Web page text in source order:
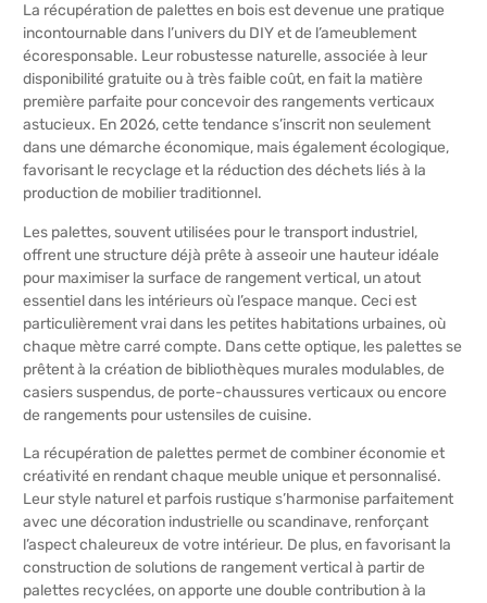
La récupération de palettes en bois est devenue une pratique
incontournable dans l’univers du DIY et de l’ameublement
écoresponsable. Leur robustesse naturelle, associée à leur
disponibilité gratuite ou à très faible coût, en fait la matière
première parfaite pour concevoir des rangements verticaux
astucieux. En 2026, cette tendance s’inscrit non seulement
dans une démarche économique, mais également écologique,
favorisant le recyclage et la réduction des déchets liés à la
production de mobilier traditionnel.
Les palettes, souvent utilisées pour le transport industriel,
offrent une structure déjà prête à asseoir une hauteur idéale
pour maximiser la surface de rangement vertical, un atout
essentiel dans les intérieurs où l’espace manque. Ceci est
particulièrement vrai dans les petites habitations urbaines, où
chaque mètre carré compte. Dans cette optique, les palettes se
prêtent à la création de bibliothèques murales modulables, de
casiers suspendus, de porte-chaussures verticaux ou encore
de rangements pour ustensiles de cuisine.
La récupération de palettes permet de combiner économie et
créativité en rendant chaque meuble unique et personnalisé.
Leur style naturel et parfois rustique s’harmonise parfaitement
avec une décoration industrielle ou scandinave, renforçant
l’aspect chaleureux de votre intérieur. De plus, en favorisant la
construction de solutions de rangement vertical à partir de
palettes recyclées, on apporte une double contribution à la